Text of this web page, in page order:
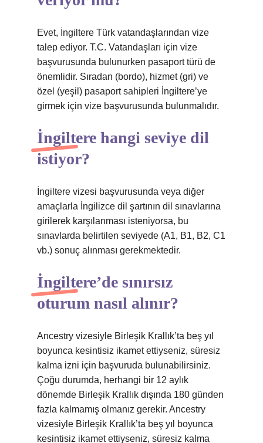
Evet, İngiltere Türk vatandaşlarından vize
talep ediyor. T.C. Vatandaşları için vize
başvurusunda bulunurken pasaport türü de
önemlidir. Sıradan (bordo), hizmet (gri) ve
özel (yeşil) pasaport sahipleri İngiltere’ye
girmek için vize başvurusunda bulunmalıdır.
İngiltere hangi seviye dil
istiyor?
İngiltere vizesi başvurusunda veya diğer
amaçlarla İngilizce dil şartının dil sınavlarına
girilerek karşılanması isteniyorsa, bu
sınavlarda belirtilen seviyede (A1, B1, B2, C1
vb.) sonuç alınması gerekmektedir.
İngiltere’de sınırsız
oturum nasıl alınır?
Ancestry vizesiyle Birleşik Krallık’ta beş yıl
boyunca kesintisiz ikamet ettiyseniz, süresiz
kalma izni için başvuruda bulunabilirsiniz.
Çoğu durumda, herhangi bir 12 aylık
dönemde Birleşik Krallık dışında 180 günden
fazla kalmamış olmanız gerekir. Ancestry
vizesiyle Birleşik Krallık’ta beş yıl boyunca
kesintisiz ikamet ettiyseniz, süresiz kalma